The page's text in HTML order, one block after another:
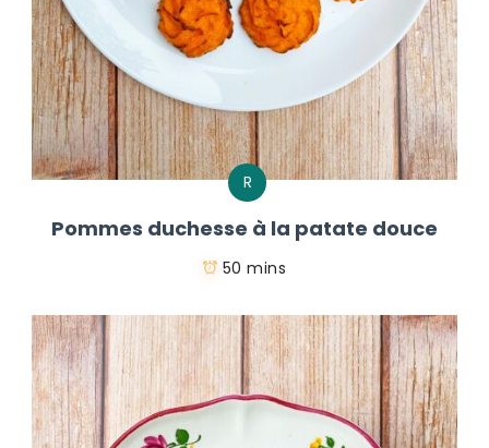
R
Pommes duchesse à la patate douce
50 mins